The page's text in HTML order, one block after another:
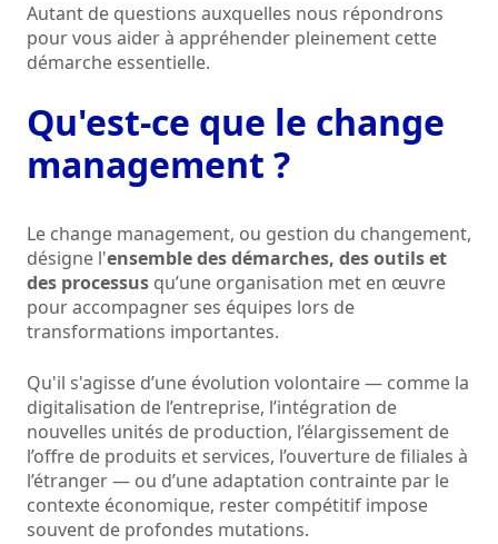
Autant de questions auxquelles nous répondrons
pour vous aider à appréhender pleinement cette
démarche essentielle.
Qu'est-ce que le change
management ?
Le change management, ou gestion du changement,
désigne l'ensemble des démarches, des outils et
des processus qu’une organisation met en œuvre
pour accompagner ses équipes lors de
transformations importantes.
Qu'il s'agisse d’une évolution volontaire — comme la
digitalisation de l’entreprise, l’intégration de
nouvelles unités de production, l’élargissement de
l’offre de produits et services, l’ouverture de filiales à
l’étranger — ou d’une adaptation contrainte par le
contexte économique, rester compétitif impose
souvent de profondes mutations.